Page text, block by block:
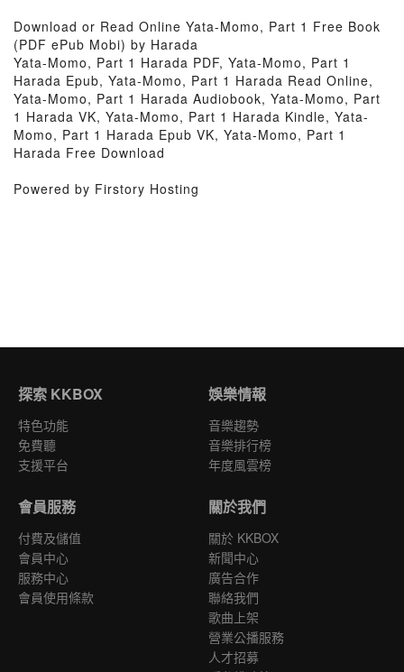
Download or Read Online Yata-Momo, Part 1 Free Book
(PDF ePub Mobi) by Harada
Yata-Momo, Part 1 Harada PDF, Yata-Momo, Part 1
Harada Epub, Yata-Momo, Part 1 Harada Read Online,
Yata-Momo, Part 1 Harada Audiobook, Yata-Momo, Part
1 Harada VK, Yata-Momo, Part 1 Harada Kindle, Yata-
Momo, Part 1 Harada Epub VK, Yata-Momo, Part 1
Harada Free Download
Powered by Firstory Hosting
探索 KKBOX
特色功能
免費聽
支援平台
娛樂情報
音樂趨勢
音樂排行榜
年度風雲榜
會員服務
付費及儲值
會員中心
服務中心
會員使用條款
關於我們
關於 KKBOX
新聞中心
廣告合作
聯絡我們
歌曲上架
營業公播服務
人才招募